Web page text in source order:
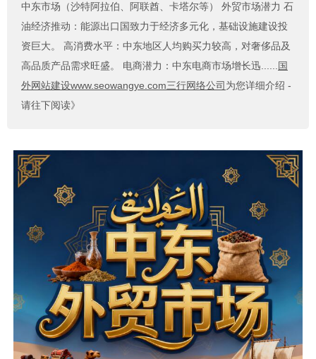
中东市场（沙特阿拉伯、阿联酋、卡塔尔等） 外贸市场潜力 石
油经济推动：能源出口国致力于经济多元化，基础设施建设投
资巨大。 高消费水平：中东地区人均购买力较高，对奢侈品及
高品质产品需求旺盛。 电商潜力：中东电商市场增长迅......国
外网站建设www.seowangye.com三行网络公司 为您详细介绍 -
请往下阅读》